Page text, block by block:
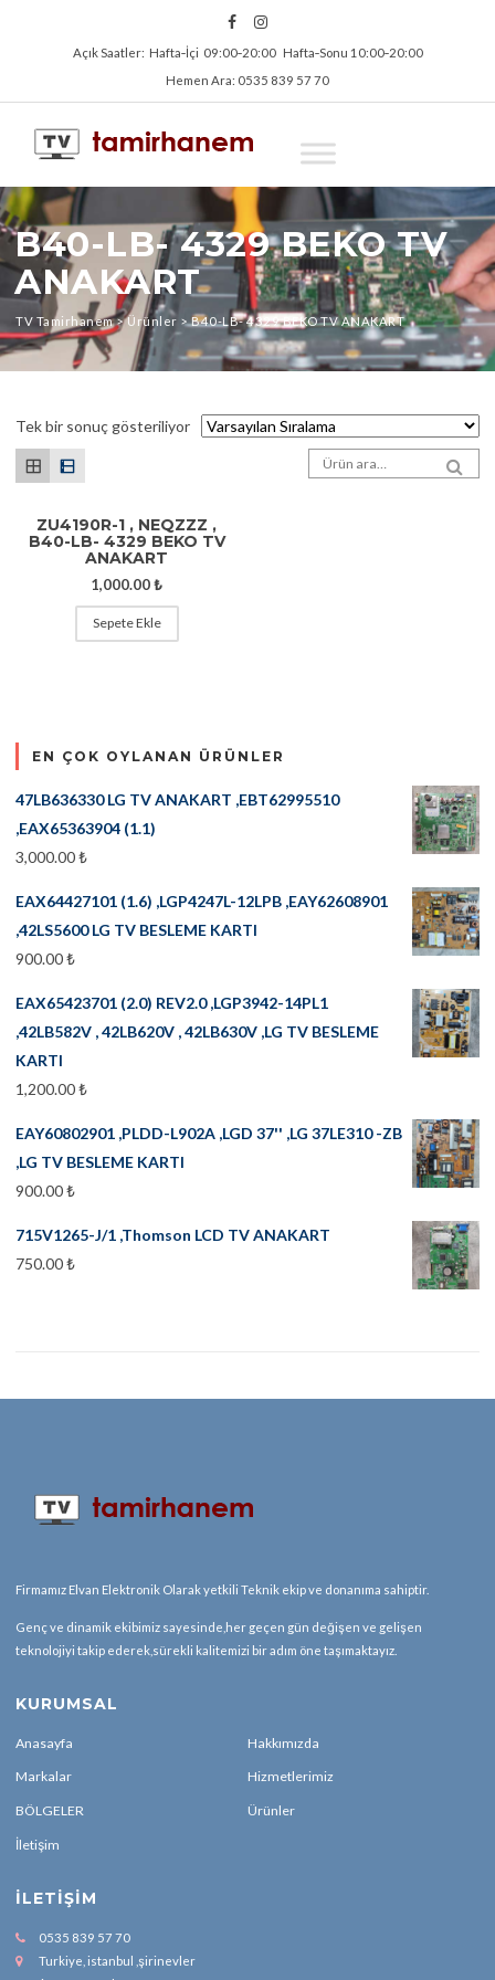
Açık Saatler: Hafta‑İçi 09:00‑20:00 Hafta‑Sonu 10:00‑20:00
Hemen Ara: 0535 839 57 70
B40-LB- 4329 BEKO TV
ANAKART
TV Tamirhanem>Ürünler >B40-LB- 4329 BEKO TV ANAKART
Tek bir sonuç gösteriliyor
Arama sonuçları:
ZU4190R-1 , NEQZZZ ,
B40-LB- 4329 BEKO TV
ANAKART
1,000.00₺
Sepete Ekle
EN ÇOK OYLANAN ÜRÜNLER
47LB636330 LG TV ANAKART ,EBT62995510
,EAX65363904 (1.1)
3,000.00₺
EAX64427101 (1.6) ,LGP4247L-12LPB ,EAY62608901
,42LS5600 LG TV BESLEME KARTI
900.00₺
EAX65423701 (2.0) REV2.0 ,LGP3942-14PL1
,42LB582V , 42LB620V , 42LB630V ,LG TV BESLEME
KARTI
1,200.00₺
EAY60802901 ,PLDD-L902A ,LGD 37'' ,LG 37LE310 -ZB
,LG TV BESLEME KARTI
900.00₺
715V1265-J/1 ,Thomson LCD TV ANAKART
750.00₺
Firmamız Elvan Elektronik Olarak yetkili Teknik ekip ve donanıma sahiptir.
Genç ve dinamik ekibimiz sayesinde,her geçen gün değişen ve gelişen
teknolojiyi takip ederek,sürekli kalitemizi bir adım öne taşımaktayız.
KURUMSAL
Anasayfa Hakkımızda
Markalar Hizmetlerimiz
BÖLGELER Ürünler
İletişim
İLETIŞIM
0535 839 57 70
Turkiye, istanbul ,şirinevler